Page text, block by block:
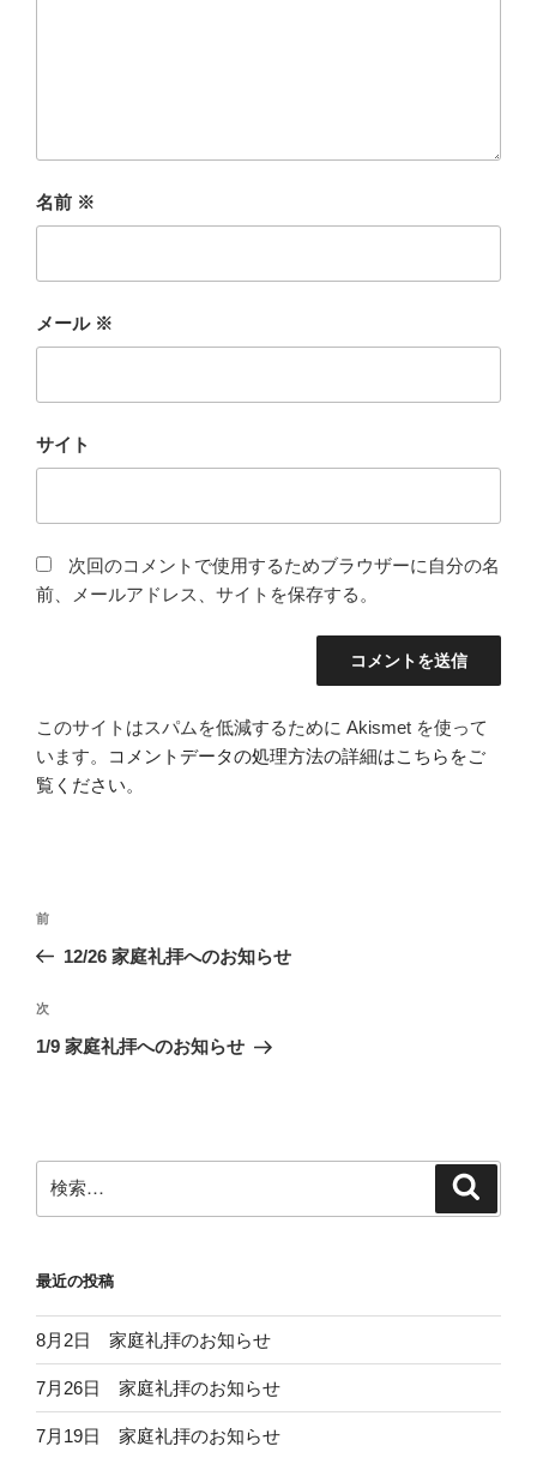
名前 ※
メール ※
サイト
次回のコメントで使用するためブラウザーに自分の名
前、メールアドレス、サイトを保存する。
このサイトはスパムを低減するために Akismet を使って
います。
コメントデータの処理方法の詳細はこちらをご
覧ください。
投
ビ
ゲ
ン
前
の
稿
前
12/26 家庭礼拝へのお知らせ
次
の
次
1/9 家庭礼拝へのお知らせ
索:
最近の投稿
8月2日 家庭礼拝のお知らせ
7月26日 家庭礼拝のお知らせ
7月19日 家庭礼拝のお知らせ